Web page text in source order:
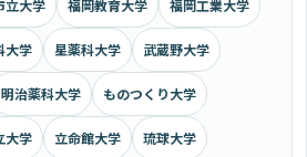
立大学 福岡教育大学 福岡工業大学
大学 星薬科大学 武蔵野大学
明治薬科大学 ものつくり大学
大学 立命館大学 琉球大学